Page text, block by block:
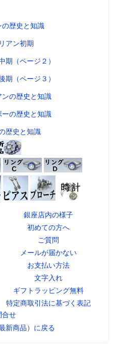
の歴史と知識
アン初期
期（ページ２）
期（ページ３）
の歴史と知識
の歴史と知識
歴史と知識
銀座店内の様子
初めての方へ
ご質問
メールが届かない
お支払い方法
文字入れ
ギフトラッピング無料
特定商取引法に基づく表記
合せ
新商品）に戻る